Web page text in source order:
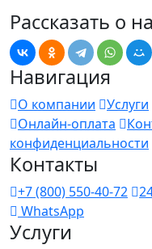
Рассказать о
Навигация
О компании Услуги
Онлайн-оплата
конфиденциальности
Контакты
+7 (800) 550-40-72
WhatsApp
Услуги